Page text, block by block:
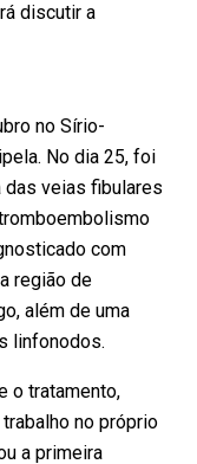
discutir a
no Sírio-
No dia 25, foi
veias fibulares
com
região de
além de uma
linfonodos.
o tratamento,
no próprio
a primeira